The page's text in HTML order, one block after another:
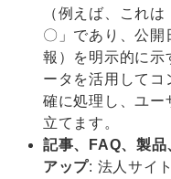
（例えば、これ
〇」であり、公
報）を明示的に示
ータを活用してコ
確に処理し、ユー
立てます。
記事、FAQ、製品
アップ: 法人サイ